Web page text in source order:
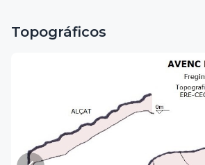
Topográficos